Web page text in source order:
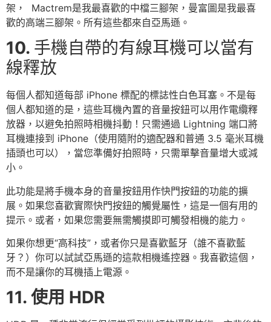
架， Mactrem是我最喜歡的中檔三腳架，曼富圖是我最喜
歡的高端三腳架。所有這些都來自亞馬遜。
10. 手機自帶的有線耳機可以當有
線釋放
每個人都知道每部 iPhone 標配的標誌性白色耳塞。不是每
個人都知道的是，這些耳機內置的音量按鈕可以用作電纜釋
放器，以避免拍照時相機抖動！只需通過 Lightning 端口將
耳機連接到 iPhone（使用隨附的適配器和普通 3.5 毫米耳機
插頭也可以），當您準備好拍照時，只需單擊音量增大或減
小。
此功能是將手機本身的音量按鈕用作快門按鈕的功能的擴
展。如果您喜歡實際快門按鈕的觸覺屬性，這是一個有用的
提示。或者，如果您需要無需觸摸即可觸發相機的能力。
如果你想更“高科技”，或者你只是喜歡藍牙（誰不喜歡藍
牙？）你可以試試亞馬遜的這款相機遙控器。我喜歡這個，
而不是讓你的耳機插上電源。
11. 使用 HDR